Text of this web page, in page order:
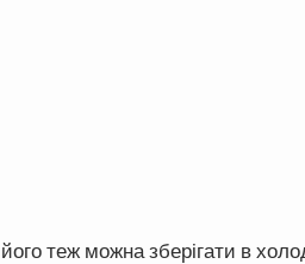
теж можна зберігати в